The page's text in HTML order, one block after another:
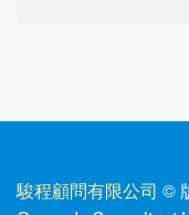
駿程顧問有限公司 ©